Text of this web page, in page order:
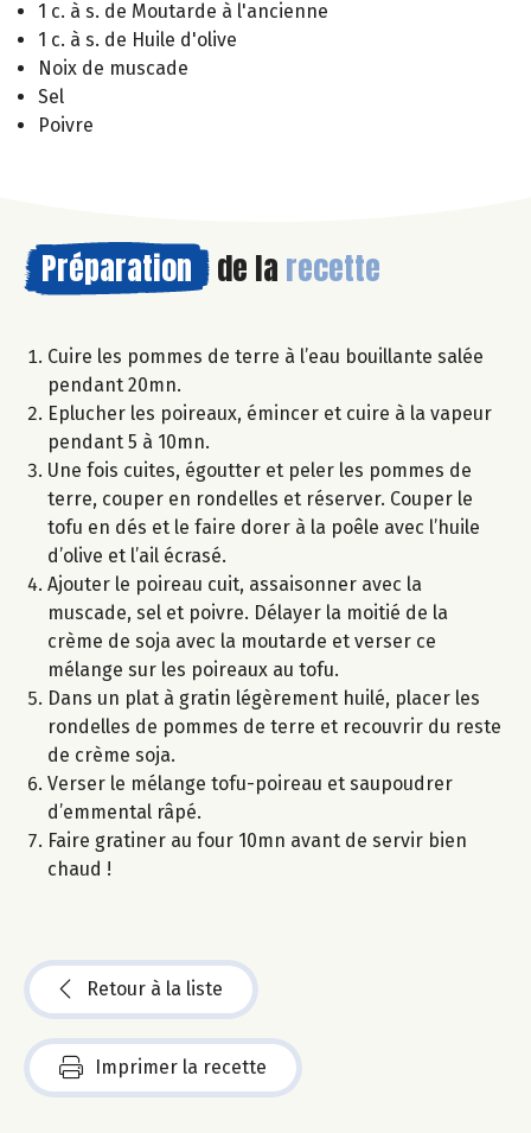
1 c. à s. de Moutarde à l'ancienne
1 c. à s. de Huile d'olive
Noix de muscade
Sel
Poivre
Préparation de la recette
Cuire les pommes de terre à l’eau bouillante salée
pendant 20mn.
Eplucher les poireaux, émincer et cuire à la vapeur
pendant 5 à 10mn.
Une fois cuites, égoutter et peler les pommes de
terre, couper en rondelles et réserver. Couper le
tofu en dés et le faire dorer à la poêle avec l’huile
d’olive et l’ail écrasé.
Ajouter le poireau cuit, assaisonner avec la
muscade, sel et poivre. Délayer la moitié de la
crème de soja avec la moutarde et verser ce
mélange sur les poireaux au tofu.
Dans un plat à gratin légèrement huilé, placer les
rondelles de pommes de terre et recouvrir du reste
de crème soja.
Verser le mélange tofu-poireau et saupoudrer
d’emmental râpé.
Faire gratiner au four 10mn avant de servir bien
chaud !
Retour à la liste
Imprimer la recette